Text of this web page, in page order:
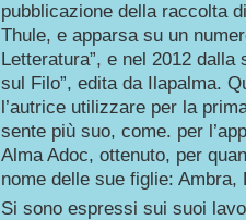
pubblicazione della raccolta
Thule, e apparsa su un
Letteratura”, e nel 2012
sul Filo”, edita da Ilapalma.
l’autrice utilizzare per la
sente più suo, come. per
Alma Adoc, ottenuto, per
nome delle sue figlie: Ambra,
Si sono espressi sui suoi